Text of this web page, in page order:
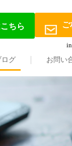
ちら ご
ログ お問い